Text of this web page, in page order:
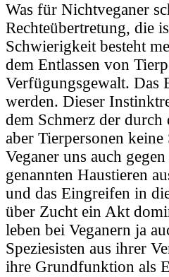
Was für Nichtveganer
Rechteübertretung, die
Schwierigkeit besteht
dem Entlassen von
Verfügungsgewalt. Das
werden. Dieser
dem Schmerz der durch
aber Tierpersonen
Veganer uns auch
genannten Haustieren
und das Eingreifen in
über Zucht ein Akt
leben bei Veganern ja
Speziesisten aus ihrer
ihre Grundfunktion als